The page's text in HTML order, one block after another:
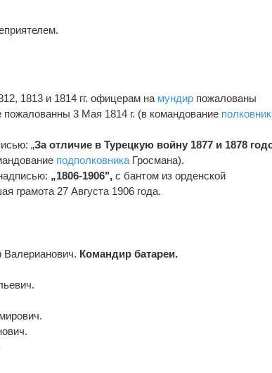
1813 и 1814 гг. офицерам на мундир пожалованы
3 Мая 1814 г. (в командование
„За отличие в Турецкую войну 1877 и 1878
подполковника Гросмана).
„1806-1906", с бантом из орденской
грамота 27 Августа 1906 года.
Командир батареи.